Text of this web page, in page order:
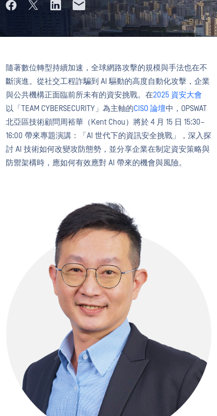
隨著數位轉型持續加速，全球網路攻擊的規模與手法也在不
斷演進。從社交工程詐騙到 AI 驅動的高度自動化攻擊，企業
與公共機構正面臨前所未有的資安挑戰。在2025 資安大會
以「TEAM CYBERSECURITY」為主軸的CISO 論壇中，OPSWAT
北亞區技術顧問周裕華（Kent Chou）將於 4 月 15 日 15:30–
16:00 帶來專題演講：「AI 世代下的資訊安全挑戰」，深入探
討 AI 技術如何改變攻防態勢，並分享企業在制定資安策略與
防禦架構時，應如何有效應對 AI 帶來的機會與風險。